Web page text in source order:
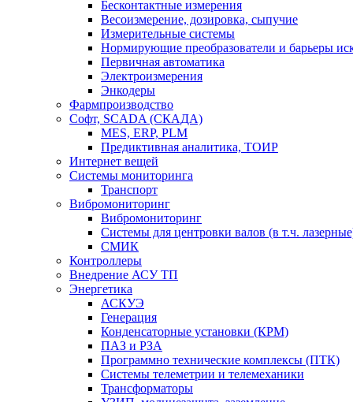
Бесконтактные измерения
Весоизмерение, дозировка, сыпучие
Измерительные системы
Нормирующие преобразователи и барьеры
Первичная автоматика
Электроизмерения
Энкодеры
Фармпроизводство
Софт, SCADA (СКАДА)
MES, ERP, PLM
Предиктивная аналитика, ТОИР
Интернет вещей
Системы мониторинга
Транспорт
Вибромониторинг
Вибромониторинг
Системы для центровки валов (в т.ч.
СМИК
Контроллеры
Внедрение АСУ ТП
Энергетика
АСКУЭ
Генерация
Конденсаторные установки (КРМ)
ПАЗ и РЗА
Программно технические комплексы (ПТК)
Системы телеметрии и телемеханики
Трансформаторы